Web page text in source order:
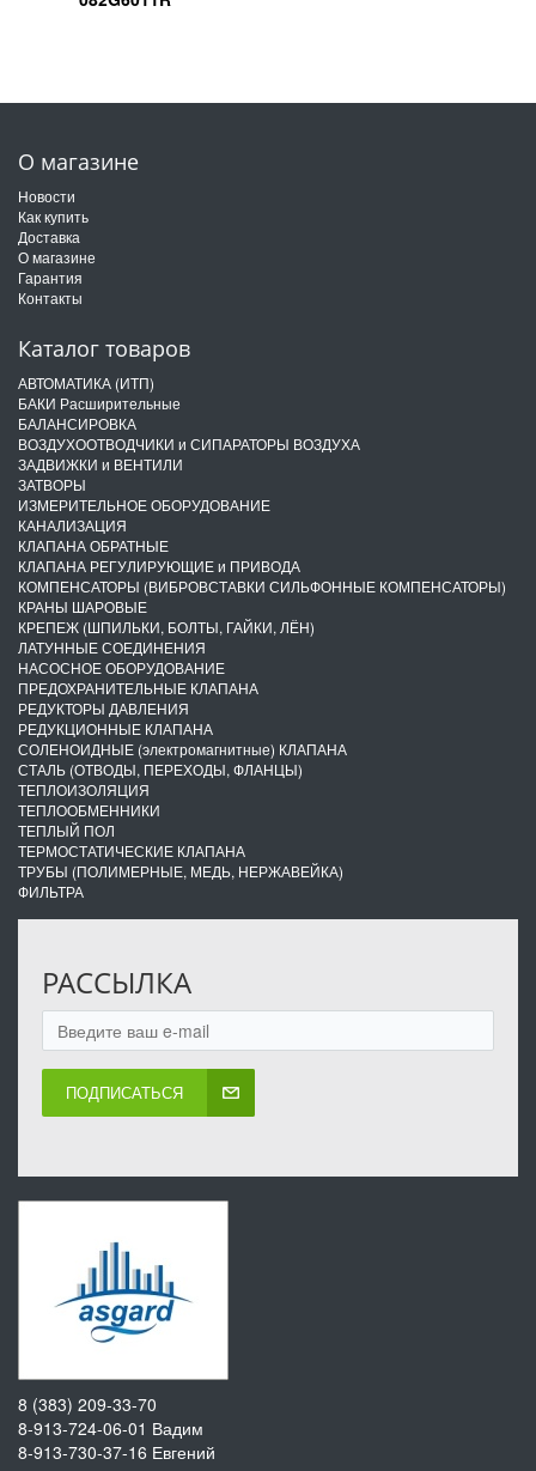
О магазине
Новости
Как купить
Доставка
О магазине
Гарантия
Контакты
Каталог товаров
АВТОМАТИКА (ИТП)
БАКИ Расширительные
БАЛАНСИРОВКА
ВОЗДУХООТВОДЧИКИ и СИПАРАТОРЫ ВОЗДУХА
ЗАДВИЖКИ и ВЕНТИЛИ
ЗАТВОРЫ
ИЗМЕРИТЕЛЬНОЕ ОБОРУДОВАНИЕ
КАНАЛИЗАЦИЯ
КЛАПАНА ОБРАТНЫЕ
КЛАПАНА РЕГУЛИРУЮЩИЕ и ПРИВОДА
КОМПЕНСАТОРЫ (ВИБРОВСТАВКИ СИЛЬФОННЫЕ КОМПЕНСАТОРЫ)
КРАНЫ ШАРОВЫЕ
КРЕПЕЖ (ШПИЛЬКИ, БОЛТЫ, ГАЙКИ, ЛЁН)
ЛАТУННЫЕ СОЕДИНЕНИЯ
НАСОСНОЕ ОБОРУДОВАНИЕ
ПРЕДОХРАНИТЕЛЬНЫЕ КЛАПАНА
РЕДУКТОРЫ ДАВЛЕНИЯ
РЕДУКЦИОННЫЕ КЛАПАНА
СОЛЕНОИДНЫЕ (электромагнитные) КЛАПАНА
СТАЛЬ (ОТВОДЫ, ПЕРЕХОДЫ, ФЛАНЦЫ)
ТЕПЛОИЗОЛЯЦИЯ
ТЕПЛООБМЕННИКИ
ТЕПЛЫЙ ПОЛ
ТЕРМОСТАТИЧЕСКИЕ КЛАПАНА
ТРУБЫ (ПОЛИМЕРНЫЕ, МЕДЬ, НЕРЖАВЕЙКА)
ФИЛЬТРА
РАССЫЛКА
ПОДПИСАТЬСЯ
8 (383) 209-33-70
8-913-724-06-01 Вадим
8-913-730-37-16 Евгений